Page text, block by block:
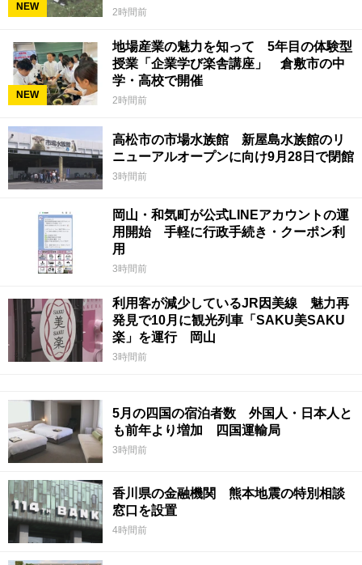
NEW 2時間前
NEW
地場産業の魅力を知って 5年目の体験型
授業「企業学び楽舎講座」 倉敷市の中
学・高校で開催
2時間前
高松市の市場水族館 新屋島水族館のリ
ニューアルオープンに向け9月28日で閉館
3時間前
岡山・和気町が公式LINEアカウントの運
用開始 手軽に行政手続き・クーポン利
用
3時間前
利用客が減少しているJR因美線 魅力再
発見で10月に観光列車「SAKU美SAKU
楽」を運行 岡山
3時間前
5月の四国の宿泊者数 外国人・日本人と
も前年より増加 四国運輸局
3時間前
香川県の金融機関 熊本地震の特別相談
窓口を設置
4時間前